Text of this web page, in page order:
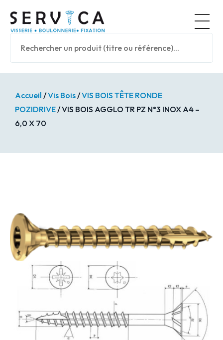
Accueil /Vis Bois/VIS BOIS TÊTE RONDE
POZIDRIVE/ VIS BOIS AGGLO TR PZ N°3 INOX A4 –
6,0 X 70